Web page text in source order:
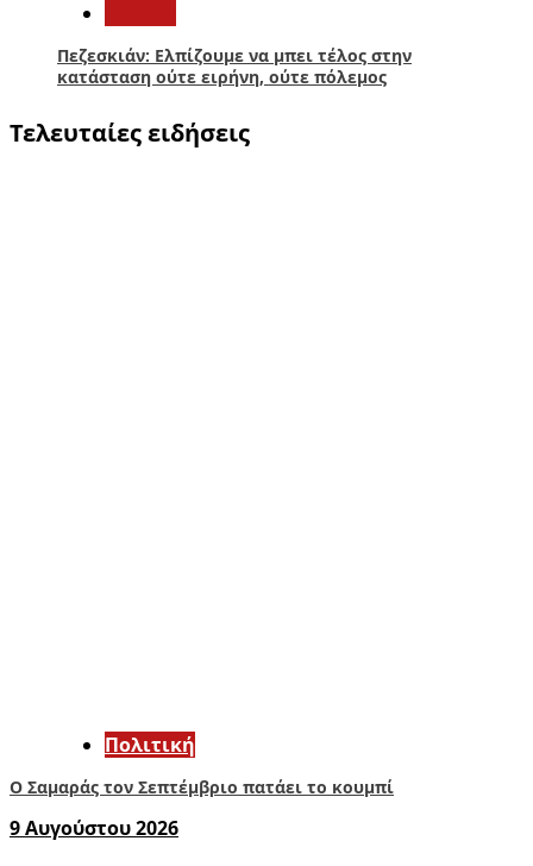
Πεζεσκιάν: Ελπίζουμε να μπει τέλος στην
κατάσταση ούτε ειρήνη, ούτε πόλεμος
Τελευταίες ειδήσεις
Πολιτική
Ο Σαμαράς τον Σεπτέμβριο πατάει το κουμπί
9 Αυγούστου 2026